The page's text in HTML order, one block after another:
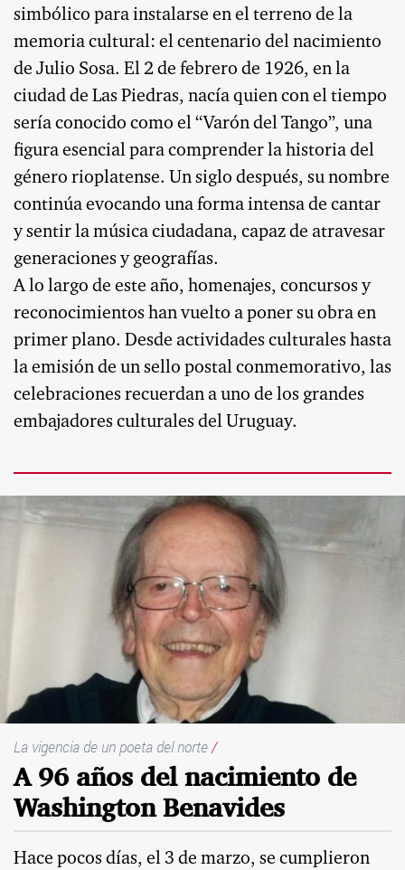
simbólico para instalarse en el terreno de la
memoria cultural: el centenario del nacimiento
de Julio Sosa. El 2 de febrero de 1926, en la
ciudad de Las Piedras, nacía quien con el tiempo
sería conocido como el “Varón del Tango”, una
figura esencial para comprender la historia del
género rioplatense. Un siglo después, su nombre
continúa evocando una forma intensa de cantar
y sentir la música ciudadana, capaz de atravesar
generaciones y geografías.
A lo largo de este año, homenajes, concursos y
reconocimientos han vuelto a poner su obra en
primer plano. Desde actividades culturales hasta
la emisión de un sello postal conmemorativo, las
celebraciones recuerdan a uno de los grandes
embajadores culturales del Uruguay.
La vigencia de un poeta del norte/
A 96 años del nacimiento de
Washington Benavides
Hace pocos días, el 3 de marzo, se cumplieron